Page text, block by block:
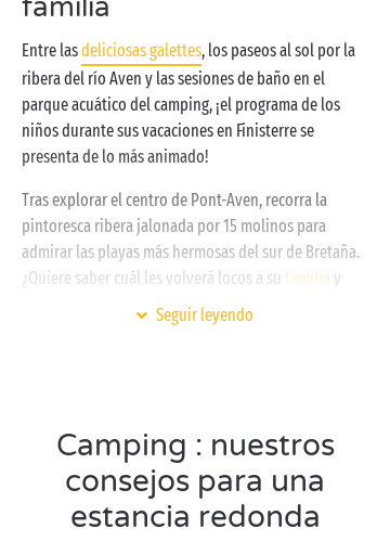
deporte favorito sin moderación! Y, como las
placer del baño acompañe o no el tiempo en la
piscina cubierta y climatizada.
familia
Entre lasdeliciosas galettes, los paseos al sol por la
ribera del río Aven y las sesiones de baño en el
parque acuático del camping, ¡el programa de los
niños durante sus vacaciones en Finisterre se
presenta de lo más animado!
Tras explorar el centro de Pont-Aven, recorra la
pintoresca ribera jalonada por 15 molinos para
admirar las playas más hermosas del sur de Bretaña.
¿Quiere saber cuál les volverá locos a su familia y
usted? La impresionanteplaya de Raguenez
entorno!
Seguir leyendo
Camping : nuestros
consejos para una
estancia redonda